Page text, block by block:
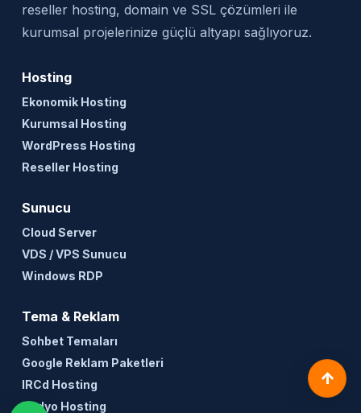
reseller hosting, domain ve SSL çözümleri ile
kurumsal projelerinize güçlü altyapı sağlıyoruz.
Hosting
Ekonomik Hosting
Kurumsal Hosting
WordPress Hosting
Reseller Hosting
Sunucu
Cloud Server
VDS / VPS Sunucu
Windows RDP
Tema & Reklam
Sohbet Temaları
Google Reklam Paketleri
IRCd Hosting
Radyo Hosting
↑